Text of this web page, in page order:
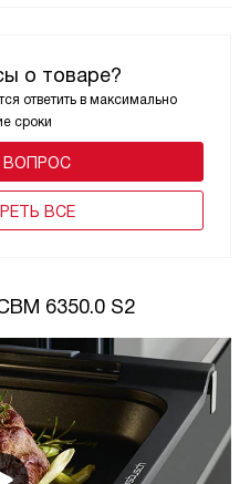
о товаре?
ответить в максимально
сроки
ВОПРОС
ВСЕ
6350.0 S2